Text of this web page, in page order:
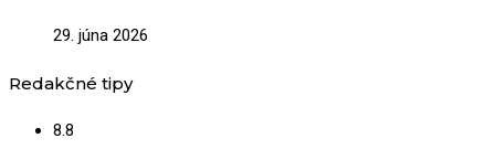
29. júna 2026
Redakčné tipy
8.8